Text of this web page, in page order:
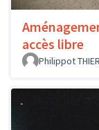
accès libre
Philippot